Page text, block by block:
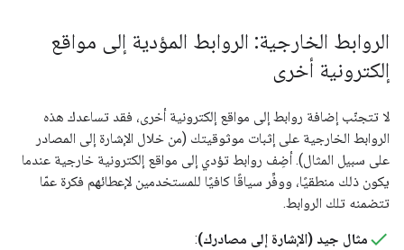
الروابط الخارجية: الروابط المؤدية إلى مواقع
إلكترونية أخرى
لا تتجنّب إضافة روابط إلى مواقع إلكترونية أخرى، فقد تساعدك هذه
الروابط الخارجية على إثبات موثوقيتك (من خلال الإشارة إلى المصادر
على سبيل المثال). أضِف روابط تؤدي إلى مواقع إلكترونية خارجية عندما
يكون ذلك منطقيًا، ووفِّر سياقًا كافيًا للمستخدمين لإعطائهم فكرة عمّا
تتضمنه تلك الروابط.
مثال جيد (الإشارة إلى مصادرك):